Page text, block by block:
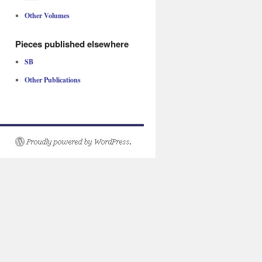
Other Volumes
Pieces published elsewhere
SB
Other Publications